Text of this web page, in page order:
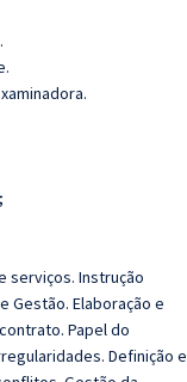
serviços. Instrução
Gestão. Elaboração e
Papel do
Definição e